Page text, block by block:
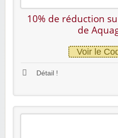
10% de réduction
de
Voir le
Détail !